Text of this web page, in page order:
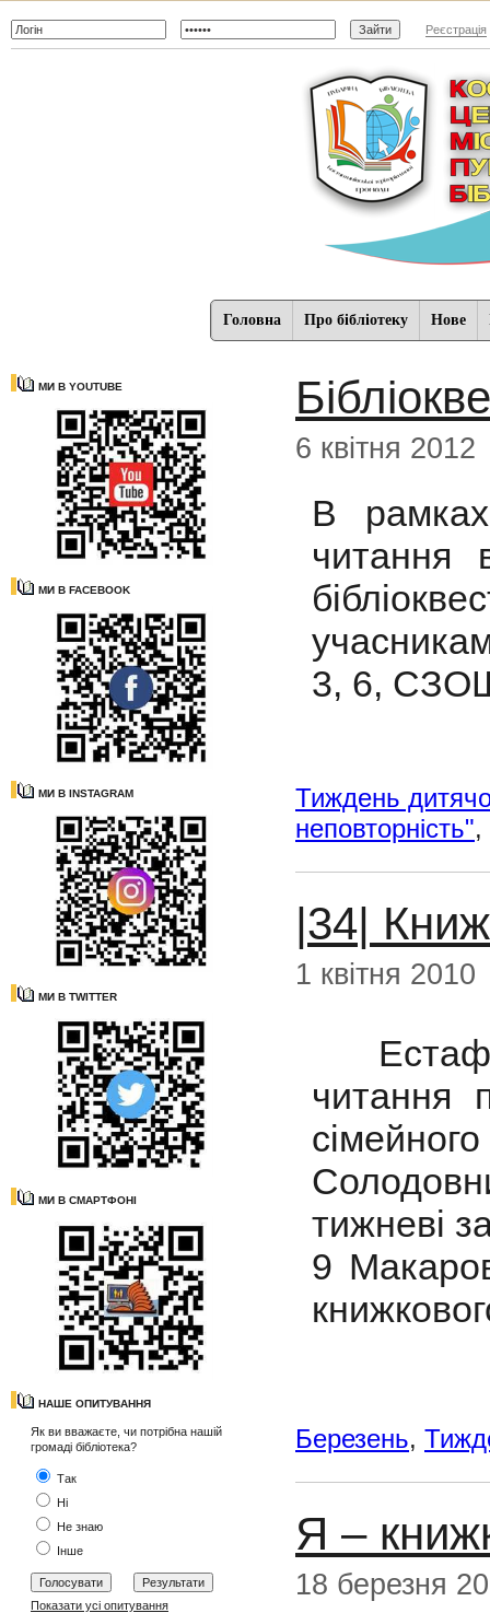
Реєстрація
Головна Про бібліотеку Нове
МИ В YOUTUBE
МИ В FACEBOOK
МИ В INSTAGRAM
МИ В TWITTER
МИ В СМАРТФОНІ
НАШЕ ОПИТУВАННЯ
Як ви вважаєте, чи потрібна нашій
громаді бібліотека?
Так
Ні
Не знаю
Інше
Показати усі опитування
6 квітня 2012
В рамках
читання
3, 6, СЗОШ
Тиждень
неповторність",
|34|
1 квітня 2010
читання
тижневі
9
Березень,
Я –
18 березня